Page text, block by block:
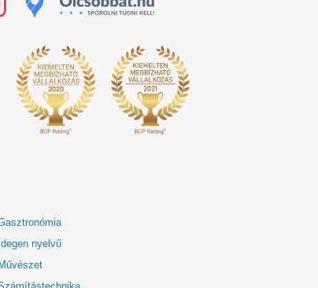
Idegen nyelvű
Művészet